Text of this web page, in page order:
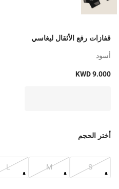
قفازات رفع الأثقال ليغاسي
أسود
KWD 9.000
أختر الحجم
S
M
L